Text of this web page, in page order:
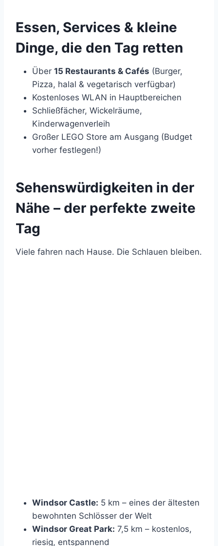
Essen, Services & kleine
Dinge, die den Tag retten
Über 15 Restaurants & Cafés (Burger,
Pizza, halal & vegetarisch verfügbar)
Kostenloses WLAN in Hauptbereichen
Schließfächer, Wickelräume,
Kinderwagenverleih
Großer LEGO Store am Ausgang (Budget
vorher festlegen!)
Sehenswürdigkeiten in der
Nähe – der perfekte zweite
Tag
Viele fahren nach Hause. Die Schlauen bleiben.
Windsor Castle: 5 km – eines der ältesten
bewohnten Schlösser der Welt
Windsor Great Park: 7,5 km – kostenlos,
riesig, entspannend